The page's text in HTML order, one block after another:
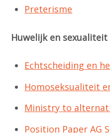
Preterisme
Huwelijk en sexualiteit
Echtscheiding en
Homoseksualiteit
Ministry to
Position Paper AG